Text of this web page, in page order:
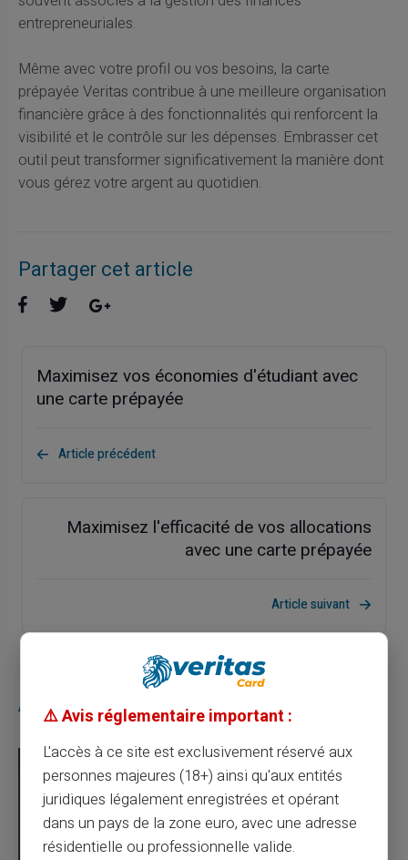
entrepreneuriales.
Même avec votre profil ou vos besoins, la carte
prépayée Veritas contribue à une meilleure organisation
financière grâce à des fonctionnalités qui renforcent la
visibilité et le contrôle sur les dépenses. Embrasser cet
outil peut transformer significativement la manière dont
vous gérez votre argent au quotidien.
Partager cet article
Maximisez vos économies d'étudiant avec
une carte prépayée
Article précédent
Maximisez l'efficacité de vos allocations
avec une carte prépayée
Article suivant
Articles similaires
⚠️ Avis réglementaire important :
L'accès à ce site est exclusivement réservé aux
personnes majeures (18+) ainsi qu'aux entités
juridiques légalement enregistrées et opérant
dans un pays de la zone euro, avec une adresse
résidentielle ou professionnelle valide.